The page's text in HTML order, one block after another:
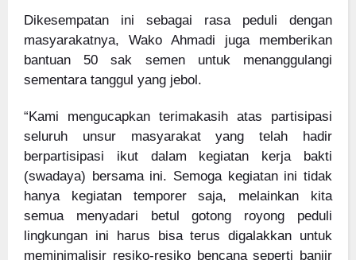
Dikesempatan ini sebagai rasa peduli dengan
masyarakatnya, Wako Ahmadi juga memberikan
bantuan 50 sak semen untuk menanggulangi
sementara tanggul yang jebol.
“Kami mengucapkan terimakasih atas partisipasi
seluruh unsur masyarakat yang telah hadir
berpartisipasi ikut dalam kegiatan kerja bakti
(swadaya) bersama ini. Semoga kegiatan ini tidak
hanya kegiatan temporer saja, melainkan kita
semua menyadari betul gotong royong peduli
lingkungan ini harus bisa terus digalakkan untuk
meminimalisir resiko-resiko bencana seperti banjir